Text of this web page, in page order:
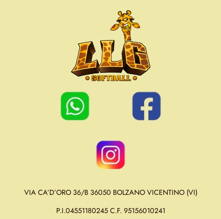
VIA CA’D’ORO 36/B 36050 BOLZANO VICENTINO (VI)
P.I.04551180245 C.F. 95156010241